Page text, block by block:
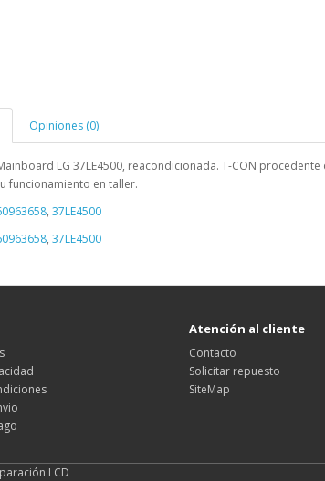
Opiniones (0)
LG 37LE4500, reacondicionada. T-CON
funcionamiento en taller.
, 37LE4500
, 37LE4500
Atención al cliente
Contacto
Solicitar repuesto
SiteMap
LCD